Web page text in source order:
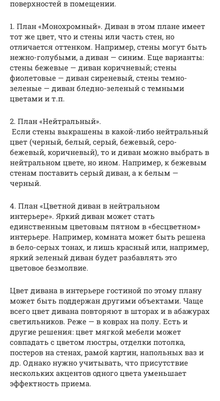
поверхностей в помещении.
1. План «Монохромный». Диван в этом плане имеет
тот же цвет, что и стены или часть стен, но
отличается оттенком. Например, стены могут быть
нежно-голубыми, а диван — синим. Еще варианты:
стены бежевые — диван коричневый; стены
фиолетовые — диван сиреневый, стены темно-
зеленые — диван бледно-зеленый с темными
цветами и т.п.
2. План «Нейтральный».
Если стены выкрашены в какой-либо нейтральный
цвет (черный, белый, серый, бежевый, серо-
бежевый, коричневый), то и диван можно выбрать в
нейтральном цвете, но ином. Например, к бежевым
стенам поставить серый диван, а к белым —
черный.
4. План «Цветной диван в нейтральном
интерьере». Яркий диван может стать
единственным цветовым пятном в «бесцветном»
интерьере. Например, комната может быть решена
в бело-серых тонах, и лишь красный или, например,
яркий зеленый диван будет разбавлять это
цветовое безмолвие.
Цвет дивана в интерьере гостиной по этому плану
может быть поддержан другими объектами. Чаще
всего цвет дивана повторяют в шторах и в абажурах
светильников. Реже — в коврах на полу. Есть и
другие решения: цвет мягкой мебели может
совпадать с цветом люстры, отделки потолка,
постеров на стенах, рамой картин, напольных ваз и
др. Однако нужно учитывать, что присутствие
нескольких акцентов одного цвета уменьшает
эффектность приема.